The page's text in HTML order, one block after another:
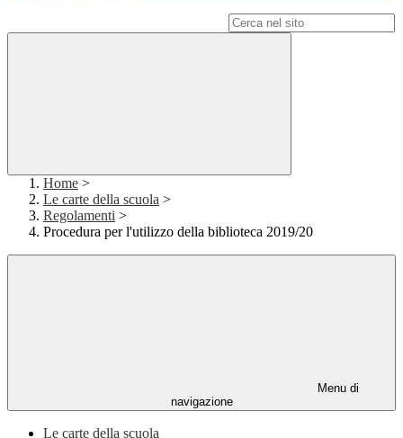
Home >
Le carte della scuola >
Regolamenti >
Procedura per l'utilizzo della biblioteca 2019/20
Menu di
navigazione
Le carte della scuola